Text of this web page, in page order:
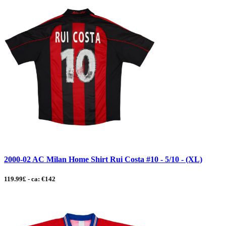
2000-02 AC Milan Home Shirt Rui Costa #10 - 5/10 - (XL)
119.99£ - ca: €142